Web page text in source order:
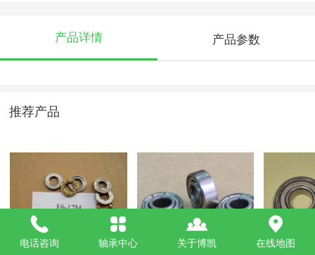
产品详情 产品参数
推荐产品
F6-12M 2
非标轴承686Z 双边
法兰轴
电话咨询 轴承中心 关于博凯 在线地图